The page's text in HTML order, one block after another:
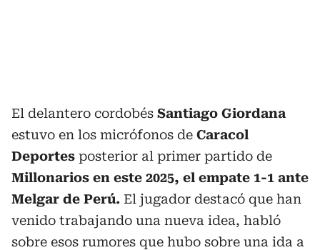
El delantero cordobés Santiago Giordana
estuvo en los micrófonos de Caracol
Deportes posterior al primer partido de
Millonarios en este 2025, el empate 1-1 ante
Melgar de Perú. El jugador destacó que han
venido trabajando una nueva idea, habló
sobre esos rumores que hubo sobre una ida a